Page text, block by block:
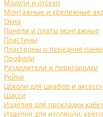
Модули и отсеки
Монтажные и крепежные
Окна
Панели и платы монтажные
Пластины
Пластроны и передние
Профили
Разделители и перегородки
Рейки
Цоколи для шкафов и
Шасси
Изделия для прокладки
Изделия для изоляции,